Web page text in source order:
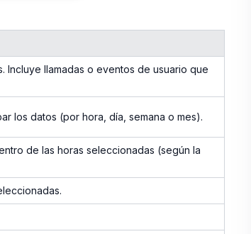
llamadas o eventos de usuario que
los datos (por hora, día, semana o mes).
de las horas seleccionadas (según la